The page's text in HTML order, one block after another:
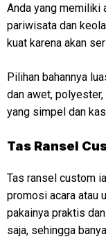
Anda yang memiliki
pariwisata dan
kuat karena akan
Pilihan bahannya
dan awet,
yang simpel dan
Tas Ransel
Tas ransel custom
promosi acara atau
pakainya praktis
saja, sehingga